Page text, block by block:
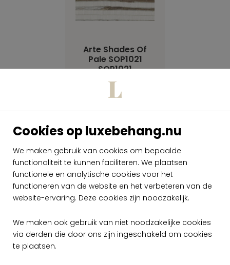
Cookies op luxebehang.nu
We maken gebruik van cookies om bepaalde
functionaliteit te kunnen faciliteren. We plaatsen
functionele en analytische cookies voor het
functioneren van de website en het verbeteren van de
website-ervaring. Deze cookies zijn noodzakelijk.
We maken ook gebruik van niet noodzakelijke cookies
via derden die door ons zijn ingeschakeld om cookies
te plaatsen.
Arte Shades Of
Pale SOP1021
SOP1021
per rol
Op voorraad
Gratis verzending vanaf €50,-
Snelle levering